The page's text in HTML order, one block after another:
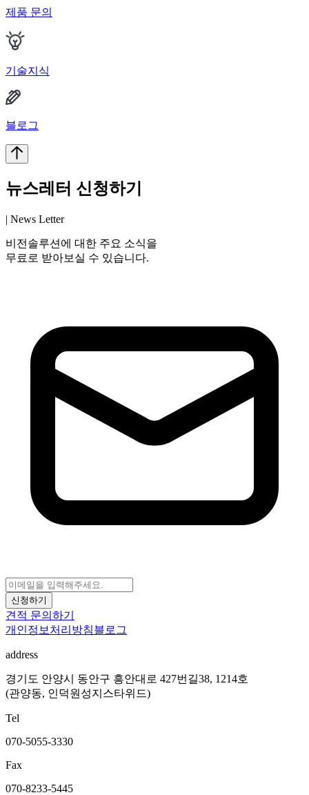
제품 문의
기술지식
블로그
뉴스레터 신청하기
| News Letter
비전솔루션에 대한 주요 소식을
무료로 받아보실 수 있습니다.
신청하기
견적 문의하기
개인정보처리방침블로그
address
경기도 안양시 동안구 흥안대로 427번길38, 1214호
(관양동, 인덕원성지스타위드)
Tel
070-5055-3330
Fax
070-8233-5445